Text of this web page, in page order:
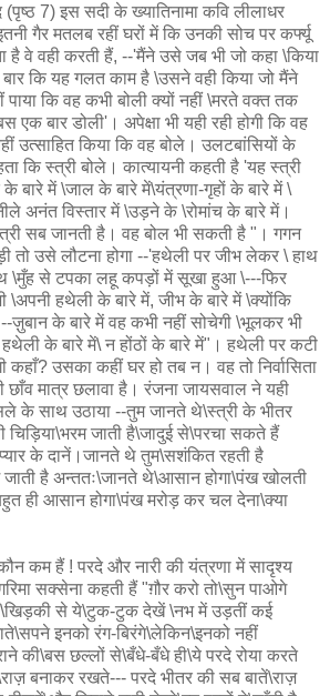
7) इस सदी के ख्यातिनामा कवि लीलाधर
गैर मतलब रहीं घरों में कि उनकी सोच पर कर्फ्यू
है वे वही करती हैं, --'मैंने उसे जब भी जो कहा \किया
कि यह गलत काम है \उसने वही किया जो मैंने
कि वह कभी बोली क्यों नहीं \मरते वक्त तक
बार डोली'। अपेक्षा भी यही रही होगी कि वह
उत्साहित किया कि वह बोले। उलटबांसियों के
कि स्त्री बोले। कात्यायनी कहती है 'यह स्त्री
बारे में \जाल के बारे में\यंत्रणा-गृहों के बारे में \
अनंत विस्तार में \उड़ने के \रोमांच के बारे में।
सब जानती है। वह बोल भी सकती है "। गगन
तो उसे लौटना होगा --'हथेली पर जीभ लेकर \ हाथ
\मुँह से टपका लहू कपड़ों में सूखा हुआ \---फिर
\अपनी हथेली के बारे में, जीभ के बारे में \क्योंकि
ज़ुबान के बारे में वह कभी नहीं सोचेगी \भूलकर भी
के बारे में\ न होंठों के बारे में"। हथेली पर कटी
उसका कहीं घर हो तब न। वह तो निर्वासिता
मात्र छलावा है। रंजना जायसवाल ने यही
के साथ उठाया --तुम जानते थे\स्त्री के भीतर
चिड़िया\भरम जाती है\जादुई से\परचा सकते हैं
के दानें।जानते थे तुम\सशंकित रहती है
जाती है अन्ततः\जानते थे\आसान होगा\पंख खोलती
ही आसान होगा\पंख मरोड़ कर चल देना\क्या
कम हैं ! परदे और नारी की यंत्रणा में सादृश्य
सक्सेना कहती हैं "ग़ौर करो तो\सुन पाओगे
से ये\टुक-टुक देखें \नभ में उड़तीं कई
इनको रंग-बिरंगे\लेकिन\इनको नहीं
की\बस छल्लों से\बँधे-बँधे ही\ये परदे रोया करते
बनाकर रखते--- परदे भीतर की सब बातें\राज़